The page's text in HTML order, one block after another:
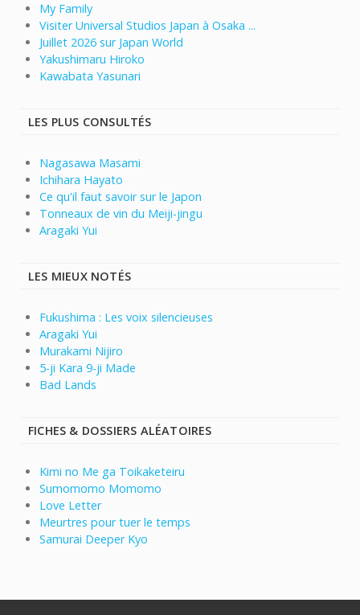
My Family
Visiter Universal Studios Japan à Osaka ...
Juillet 2026 sur Japan World
Yakushimaru Hiroko
Kawabata Yasunari
LES PLUS CONSULTÉS
Nagasawa Masami
Ichihara Hayato
Ce qu'il faut savoir sur le Japon
Tonneaux de vin du Meiji-jingu
Aragaki Yui
LES MIEUX NOTÉS
Fukushima : Les voix silencieuses
Aragaki Yui
Murakami Nijiro
5-ji Kara 9-ji Made
Bad Lands
FICHES & DOSSIERS ALÉATOIRES
Kimi no Me ga Toikaketeiru
Sumomomo Momomo
Love Letter
Meurtres pour tuer le temps
Samurai Deeper Kyo